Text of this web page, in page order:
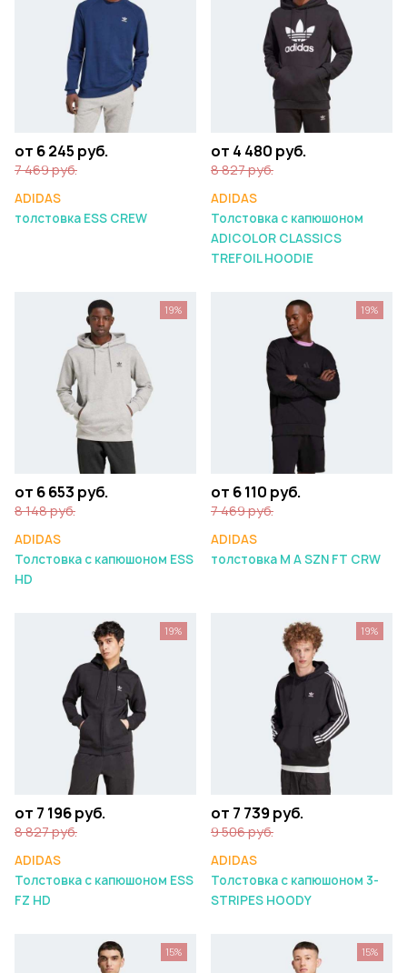
от 6 245 руб.
7 469 руб.
ADIDAS
толстовка ESS CREW
от 4 480 руб.
8 827 руб.
ADIDAS
Толстовка с капюшоном
ADICOLOR CLASSICS
TREFOIL HOODIE
от 6 653 руб.
8 148 руб.
ADIDAS
Толстовка с капюшоном ESS
HD
19%
от 6 110 руб.
7 469 руб.
ADIDAS
толстовка M A SZN FT CRW
19%
от 7 196 руб.
8 827 руб.
ADIDAS
Толстовка с капюшоном ESS
FZ HD
19%
от 7 739 руб.
9 506 руб.
ADIDAS
Толстовка с капюшоном 3-
STRIPES HOODY
19%
15% 15%